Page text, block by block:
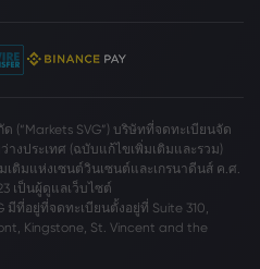
(“Markets SVG”) บริษัทที่จดทะเบียนจัด
งประเทศ (ฉบับแก้ไขเพิ่มเติมและรวม)
ติมแห่งเซนต์วินเซนต์และเกรนาดีนส์ ค.ศ.
เป็นผู้ดูแลเว็บไซต์
มีที่อยู่ที่จดทะเบียนตั้งอยู่ที่ Suite 310,
Kingstone, St. Vincent and the